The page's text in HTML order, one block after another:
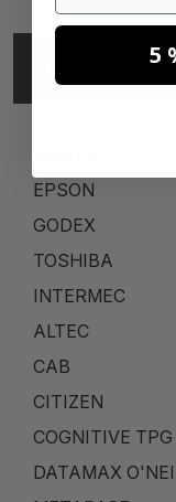
EPSON
GODEX
TOSHIBA
INTERMEC
ALTEC
CAB
CITIZEN
COGNITIVE TPG
DATAMAX
5